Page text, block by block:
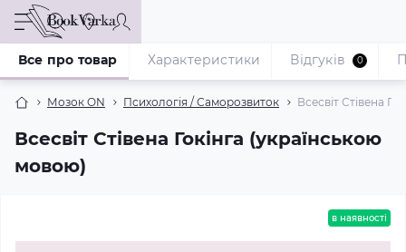
Мозок ON Психологія / Саморозвиток Всесвіт Стівена
Всесвіт Стівена Гокінга (українською
мовою)
Все про товар Характеристики Відгуків 0
в наявності